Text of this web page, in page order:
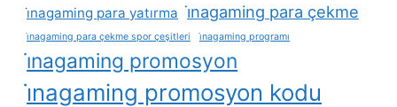
i̇nagaming para yatırma i̇nagaming para çekme
i̇nagaming para çekme spor çeşitleri i̇nagaming programı
i̇nagaming promosyon
i̇nagaming promosyon kodu